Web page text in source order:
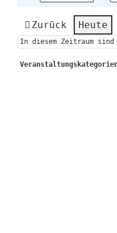
Zurück Heute
In diesem Zeitraum